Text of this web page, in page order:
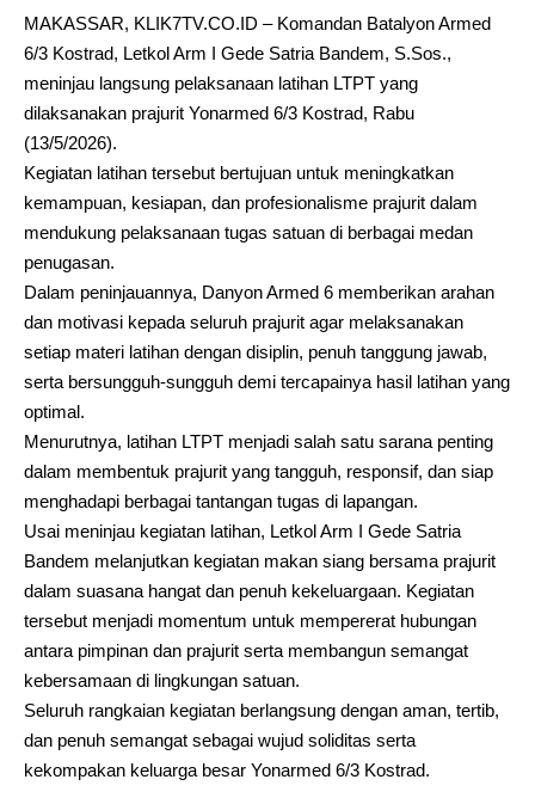
MAKASSAR, KLIK7TV.CO.ID – Komandan Batalyon Armed
6/3 Kostrad, Letkol Arm I Gede Satria Bandem, S.Sos.,
meninjau langsung pelaksanaan latihan LTPT yang
dilaksanakan prajurit Yonarmed 6/3 Kostrad, Rabu
(13/5/2026).
Kegiatan latihan tersebut bertujuan untuk meningkatkan
kemampuan, kesiapan, dan profesionalisme prajurit dalam
mendukung pelaksanaan tugas satuan di berbagai medan
penugasan.
Dalam peninjauannya, Danyon Armed 6 memberikan arahan
dan motivasi kepada seluruh prajurit agar melaksanakan
setiap materi latihan dengan disiplin, penuh tanggung jawab,
serta bersungguh-sungguh demi tercapainya hasil latihan yang
optimal.
Menurutnya, latihan LTPT menjadi salah satu sarana penting
dalam membentuk prajurit yang tangguh, responsif, dan siap
menghadapi berbagai tantangan tugas di lapangan.
Usai meninjau kegiatan latihan, Letkol Arm I Gede Satria
Bandem melanjutkan kegiatan makan siang bersama prajurit
dalam suasana hangat dan penuh kekeluargaan. Kegiatan
tersebut menjadi momentum untuk mempererat hubungan
antara pimpinan dan prajurit serta membangun semangat
kebersamaan di lingkungan satuan.
Seluruh rangkaian kegiatan berlangsung dengan aman, tertib,
dan penuh semangat sebagai wujud soliditas serta
kekompakan keluarga besar Yonarmed 6/3 Kostrad.